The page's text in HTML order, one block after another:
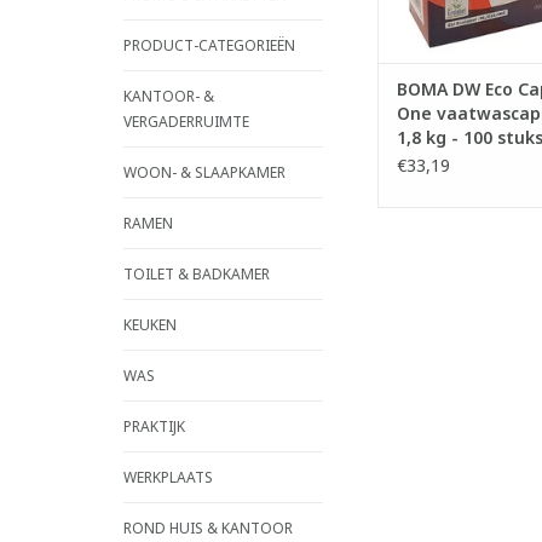
PRODUCT-CATEGORIEËN
KANTOOR- &
VERGADERRUIMTE
WOON- & SLAAPKAMER
RAMEN
TOILET & BADKAMER
KEUKEN
WAS
PRAKTIJK
WERKPLAATS
ROND HUIS & KANTOOR
schitterende
- Met
TOEVOEGEN AAN
BOMA DW Eco
One
1,8 kg - 100 stuks
€33,19